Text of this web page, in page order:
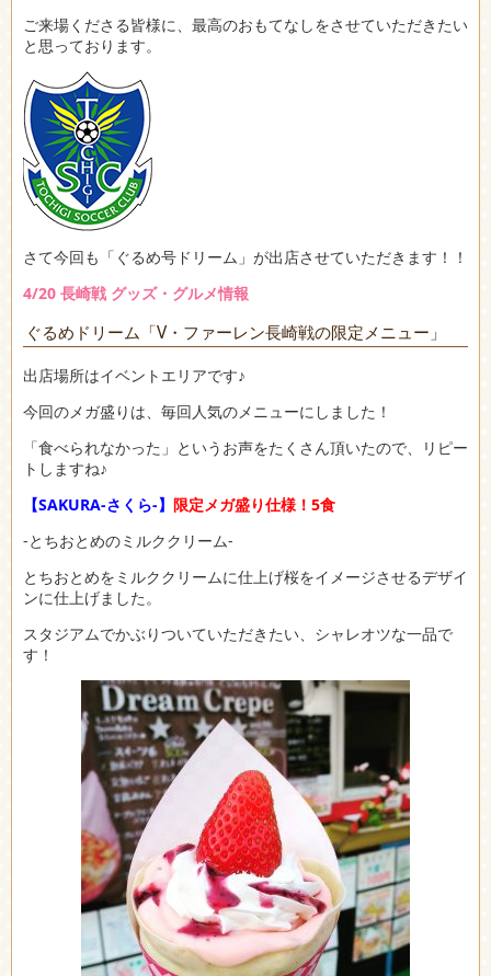
ご来場くださる皆様に、最高のおもてなしをさせていただきたい
と思っております。
さて今回も「ぐるめ号ドリーム」が出店させていただきます！！
4/20 長崎戦 グッズ・グルメ情報
ぐるめドリーム「V・ファーレン長崎戦の限定メニュー」
出店場所はイベントエリアです♪
今回のメガ盛りは、毎回人気のメニューにしました！
「食べられなかった」というお声をたくさん頂いたので、リピー
トしますね♪
【SAKURA-さくら-】 限定メガ盛り仕様！5食
-とちおとめのミルククリーム-
とちおとめをミルククリームに仕上げ桜をイメージさせるデザイ
ンに仕上げました。
スタジアムでかぶりついていただきたい、シャレオツな一品で
す！